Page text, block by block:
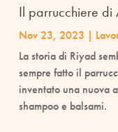
Il parrucchiere di
Nov 23, 2023 |
La storia di Riyad
sempre fatto il
inventato una nuova
shampoo e balsami.